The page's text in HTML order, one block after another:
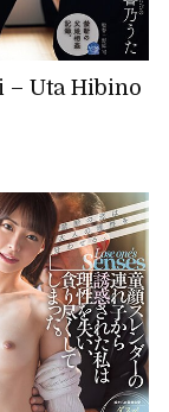
– Uta Hibino